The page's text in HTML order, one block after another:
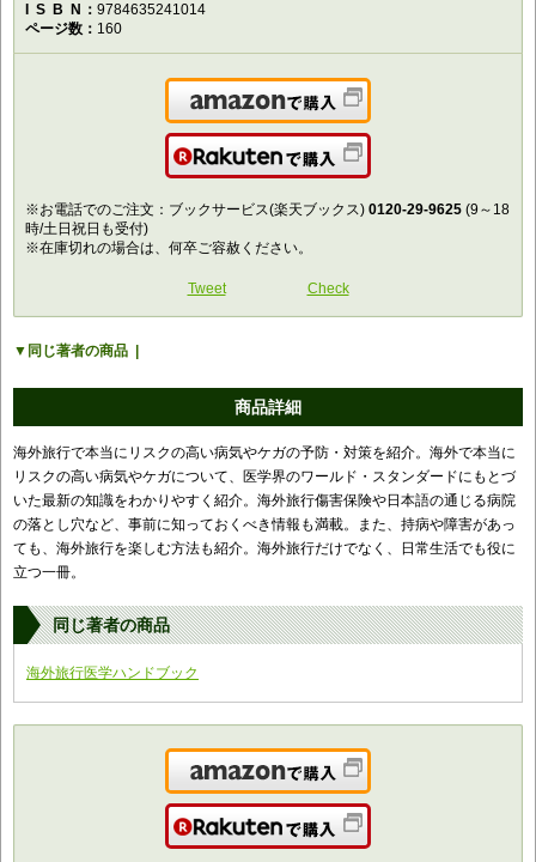
ISBN
9784635241014
ページ数
160
Amazonで購入
楽天で購入
※お電話でのご注文：ブックサービス(楽天ブックス) 0120-29-9625 (9～18
時/土日祝日も受付)
※在庫切れの場合は、何卒ご容赦ください。
Tweet Check
同じ著者の商品
商品詳細
海外旅行で本当にリスクの高い病気やケガの予防・対策を紹介。海外で本当に
リスクの高い病気やケガについて、医学界のワールド・スタンダードにもとづ
いた最新の知識をわかりやすく紹介。海外旅行傷害保険や日本語の通じる病院
の落とし穴など、事前に知っておくべき情報も満載。また、持病や障害があっ
ても、海外旅行を楽しむ方法も紹介。海外旅行だけでなく、日常生活でも役に
立つ一冊。
同じ著者の商品
海外旅行医学ハンドブック
Amazonで購入
楽天で購入